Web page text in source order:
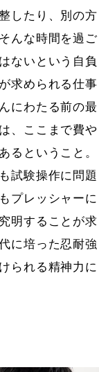
したり、別の方
んな時間を過ご
ないという自負
求められる仕事
にわたる前の最
、ここまで費や
るということ。
試験操作に問題
プレッシャーに
明することが求
に培った忍耐強
られる精神力に